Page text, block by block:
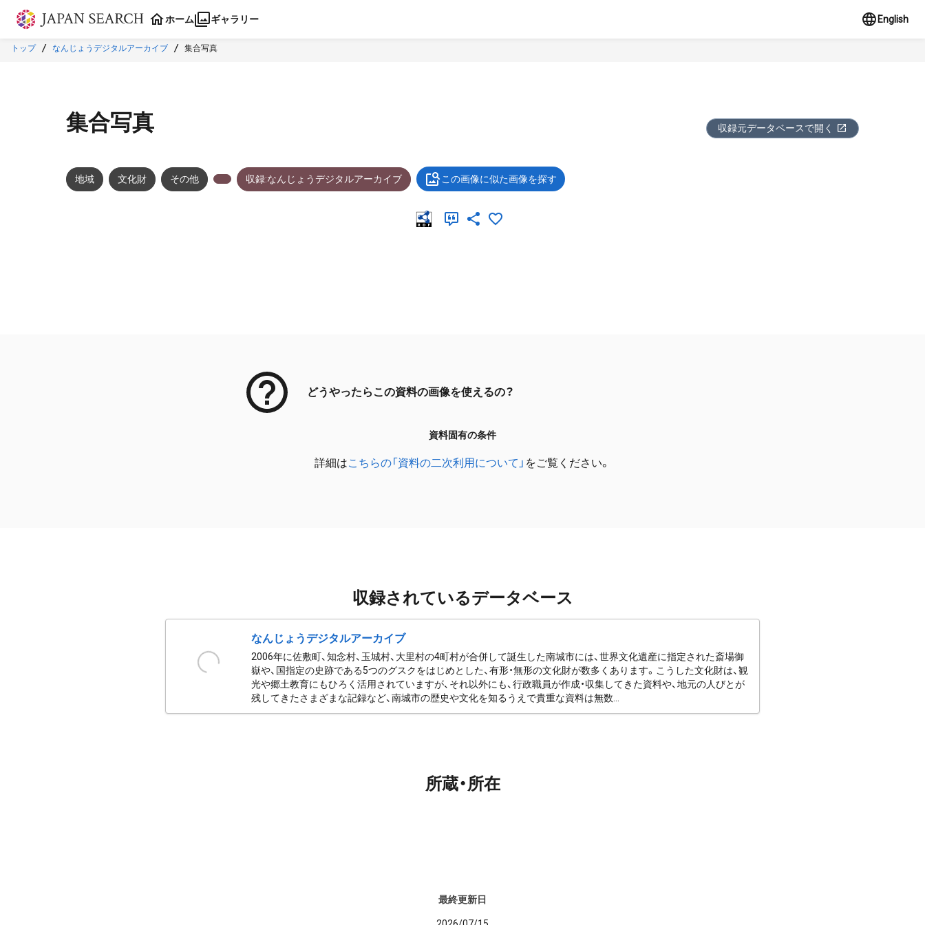
本文に飛ぶ
ホーム ギャラリー English
トップ なんじょうデジタルアーカイブ 集合写真
集合写真 収録元データベースで開く
地域 文化財 その他 収録:なんじょうデジタルアーカイブ この画像に似た画像を探す
どうやったらこの資料の画像を使えるの？
資料固有の条件
詳細はこちらの「資料の二次利用について」 をご覧ください。
収録されているデータベース
なんじょうデジタルアーカイブ
2006年に佐敷町、知念村、玉城村、大里村の4町村が合併して誕生した南城市には、世界文化遺産に指定された斎場御
嶽や、国指定の史跡である5つのグスクをはじめとした、有形・無形の文化財が数多くあります。こうした文化財は、観
光や郷土教育にもひろく活用されていますが、それ以外にも、行政職員が作成・収集してきた資料や、地元の人びとが
残してきたさまざまな記録など、南城市の歴史や文化を知るうえで貴重な資料は無数...
所蔵・所在
最終更新日